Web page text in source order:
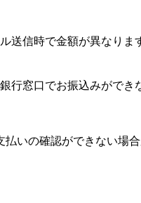
送信時で金額が異なりま
行窓口でお振込みができ
いの確認ができない場合